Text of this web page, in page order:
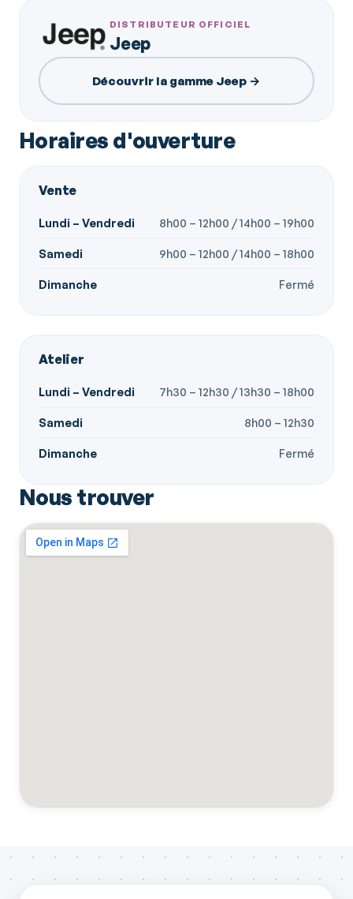
DISTRIBUTEUR OFFICIEL
Jeep
Découvrir la gamme Jeep →
Horaires d'ouverture
Vente
Lundi – Vendredi 8h00 – 12h00 / 14h00 – 19h00
Samedi 9h00 – 12h00 / 14h00 – 18h00
Dimanche Fermé
Atelier
Lundi – Vendredi 7h30 – 12h30 / 13h30 – 18h00
Samedi 8h00 – 12h30
Dimanche Fermé
Nous trouver